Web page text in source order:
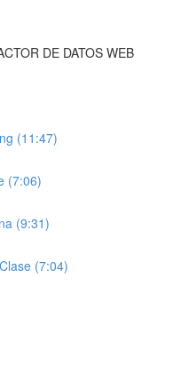
DE DATOS WEB
(11:47)
(7:06)
(9:31)
(7:04)